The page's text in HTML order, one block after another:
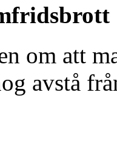
om att
avstå